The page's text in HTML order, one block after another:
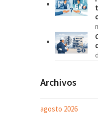
Archivos
agosto 2026